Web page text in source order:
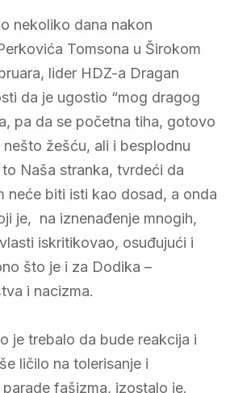
nekoliko dana nakon
Tomsona u Širokom
lider HDZ-a Dragan
da je ugostio “mog dragog
pa da se početna tiha, gotovo
žešću, ali i besplodnu
Naša stranka, tvrdeći da
neće biti isti kao dosad, a onda
je, na iznenađenje mnogih,
iskritikovao, osuđujući i
što je i za Dodika –
i nacizma.
trebalo da bude reakcija i
ličilo na tolerisanje i
fašizma, izostalo je.